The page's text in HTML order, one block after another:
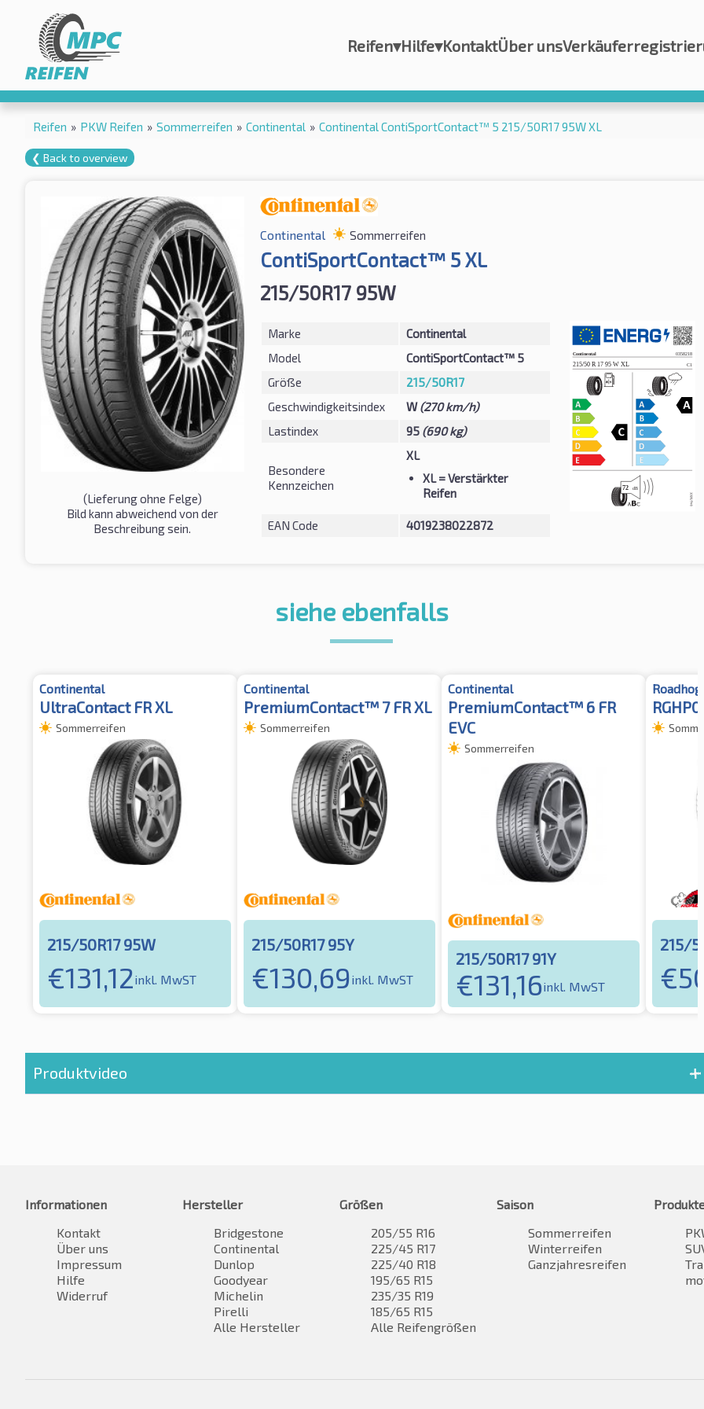
Reifen▾Hilfe▾KontaktÜber uns
Reifen » PKW Reifen » Sommerreifen » Continental » Continental ContiSportContact™ 5 215/50R17 95W XL
❮ Back to overview
(Lieferung ohne Felge)
Bild kann abweichend von der
Beschreibung sein.
Continental Sommerreifen
ContiSportContact™ 5 XL
215/50R17 95W
Marke
Continental
Model
ContiSportContact™ 5
Größe
215/50R17
Geschwindigkeitsindex
W(270 km/h)
Lastindex
95 (690 kg)
Besondere
Kennzeichen
XL
XL= Verstärkter
Reifen
EAN Code 4019238022872
siehe ebenfalls
Continental
UltraContact FR XL
Sommerreifen
215/50R17 95W
€131,12inkl. MwST
Continental
PremiumContact™ 7 FR XL
Sommerreifen
215/50R17 95Y
€130,69inkl. MwST
Continental
PremiumContact™ 6 FR
EVC
Sommerreifen
215/50R17 91Y
€131,16inkl. MwST
Roadhog
215/
€
Produktvideo
Informationen
Kontakt
Über uns
Impressum
Hilfe
Widerruf
Hersteller
Bridgestone
Continental
Dunlop
Goodyear
Michelin
Pirelli
Alle Hersteller
Größen
205/55 R16
225/45 R17
225/40 R18
195/65 R15
235/35 R19
185/65 R15
Alle Reifengrößen
Saison
Sommerreifen
Winterreifen
Ganzjahresreifen